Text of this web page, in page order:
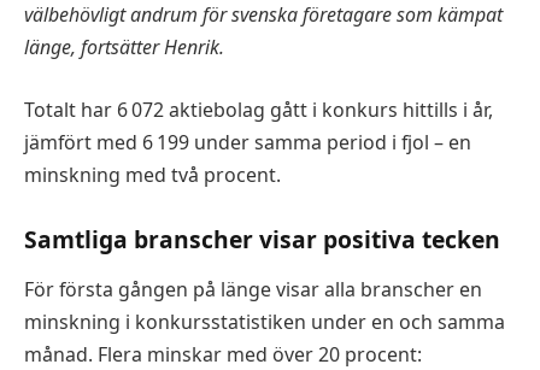
välbehövligt andrum för svenska företagare som kämpat
länge, fortsätter Henrik.
Totalt har 6 072 aktiebolag gått i konkurs hittills i år,
jämfört med 6 199 under samma period i fjol – en
minskning med två procent.
Samtliga branscher visar positiva tecken
För första gången på länge visar alla branscher en
minskning i konkursstatistiken under en och samma
månad. Flera minskar med över 20 procent: